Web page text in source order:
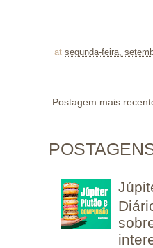
at segunda-feira,
Postagem mais